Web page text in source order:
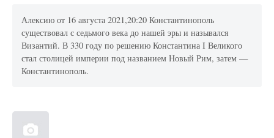
Алексию от 16 августа 2021,20:20 Константинополь
существовал с седьмого века до нашей эры и назывался
Византий. В 330 году по решению Константина I Великого
стал столицей империи под названием Новый Рим, затем —
Константинополь.